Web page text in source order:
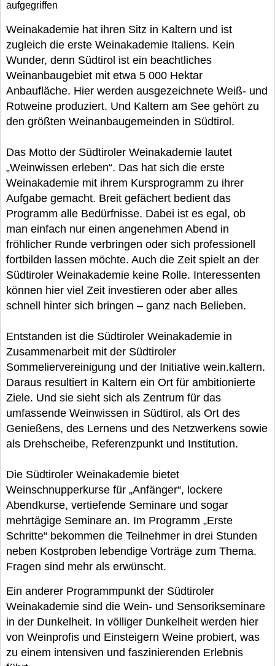
aufgegriffen
Weinakademie hat ihren Sitz in Kaltern und ist
zugleich die erste Weinakademie Italiens. Kein
Wunder, denn Südtirol ist ein beachtliches
Weinanbaugebiet mit etwa 5 000 Hektar
Anbaufläche. Hier werden ausgezeichnete Weiß- und
Rotweine produziert. Und Kaltern am See gehört zu
den größten Weinanbaugemeinden in Südtirol.
Das Motto der Südtiroler Weinakademie lautet
„Weinwissen erleben“. Das hat sich die erste
Weinakademie mit ihrem Kursprogramm zu ihrer
Aufgabe gemacht. Breit gefächert bedient das
Programm alle Bedürfnisse. Dabei ist es egal, ob
man einfach nur einen angenehmen Abend in
fröhlicher Runde verbringen oder sich professionell
fortbilden lassen möchte. Auch die Zeit spielt an der
Südtiroler Weinakademie keine Rolle. Interessenten
können hier viel Zeit investieren oder aber alles
schnell hinter sich bringen – ganz nach Belieben.
Entstanden ist die Südtiroler Weinakademie in
Zusammenarbeit mit der Südtiroler
Sommeliervereinigung und der Initiative wein.kaltern.
Daraus resultiert in Kaltern ein Ort für ambitionierte
Ziele. Und sie sieht sich als Zentrum für das
umfassende Weinwissen in Südtirol, als Ort des
Genießens, des Lernens und des Netzwerkens sowie
als Drehscheibe, Referenzpunkt und Institution.
Die Südtiroler Weinakademie bietet
Weinschnupperkurse für „Anfänger“, lockere
Abendkurse, vertiefende Seminare und sogar
mehrtägige Seminare an. Im Programm „Erste
Schritte“ bekommen die Teilnehmer in drei Stunden
neben Kostproben lebendige Vorträge zum Thema.
Fragen sind mehr als erwünscht.
Ein anderer Programmpunkt der Südtiroler
Weinakademie sind die Wein- und Sensorikseminare
in der Dunkelheit. In völliger Dunkelheit werden hier
von Weinprofis und Einsteigern Weine probiert, was
zu einem intensiven und faszinierenden Erlebnis